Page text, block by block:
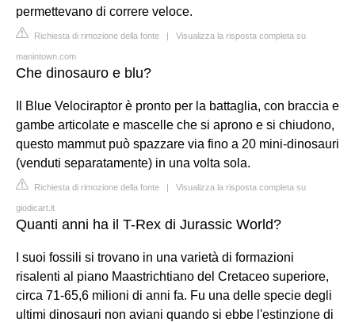
permettevano di correre veloce.
Richiesta di rimozione della fonte | Visualizza la risposta completa su
manintown.com
Che dinosauro e blu?
Il Blue Velociraptor è pronto per la battaglia, con braccia e
gambe articolate e mascelle che si aprono e si chiudono,
questo mammut può spazzare via fino a 20 mini-dinosauri
(venduti separatamente) in una volta sola.
Richiesta di rimozione della fonte | Visualizza la risposta completa su
giodicart.it
Quanti anni ha il T-Rex di Jurassic World?
I suoi fossili si trovano in una varietà di formazioni
risalenti al piano Maastrichtiano del Cretaceo superiore,
circa 71-65,6 milioni di anni fa. Fu una delle specie degli
ultimi dinosauri non aviani quando si ebbe l'estinzione di